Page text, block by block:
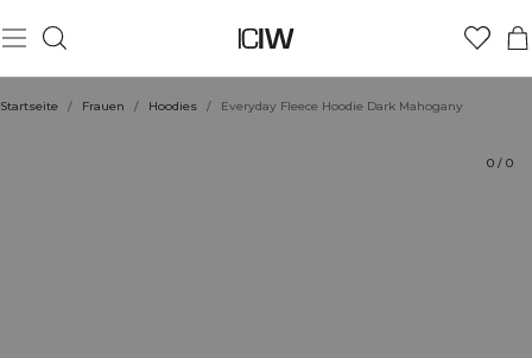
Startseite / Frauen / Hoodies / Everyday Fleece Hoodie Dark Mahogany
0 / 0